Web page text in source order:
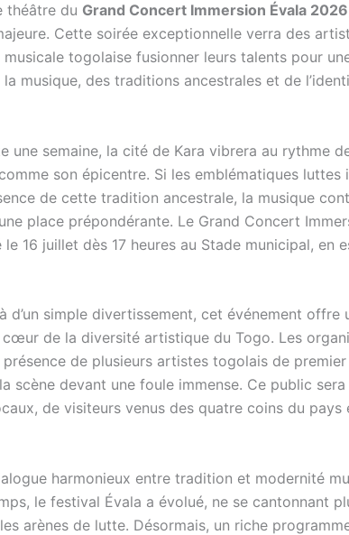
théâtre du Grand Concert Immersion Évala 2026
Cette soirée exceptionnelle verra des
musicale togolaise fusionner leurs talents pour
musique, des traditions ancestrales et de
une semaine, la cité de Kara vibrera au rythme
son épicentre. Si les emblématiques luttes
de cette tradition ancestrale, la musique
place prépondérante. Le Grand Concert
le 16 juillet dès 17 heures au Stade municipal, en
d’un simple divertissement, cet événement offre
cœur de la diversité artistique du Togo. Les
de plusieurs artistes togolais de
scène devant une foule immense. Ce public
de visiteurs venus des quatre coins du pays
harmonieux entre tradition et modernité
le festival Évala a évolué, ne se cantonnant
arènes de lutte. Désormais, un riche